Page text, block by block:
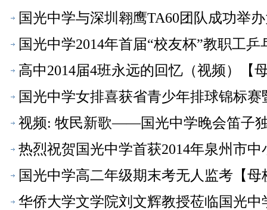
国光中学与深圳翱鹰TA60团队成功举
国光中学2014年首届“校友杯”教职工
高中2014届4班永远的回忆（视频）【
国光中学女排喜获省青少年排球锦标
视频: 牧民新歌——国光中学晚会笛子
热烈祝贺国光中学首获2014年泉州市
国光中学高二年级期末考无人监考【母
华侨大学文学院刘文辉教授莅临国光